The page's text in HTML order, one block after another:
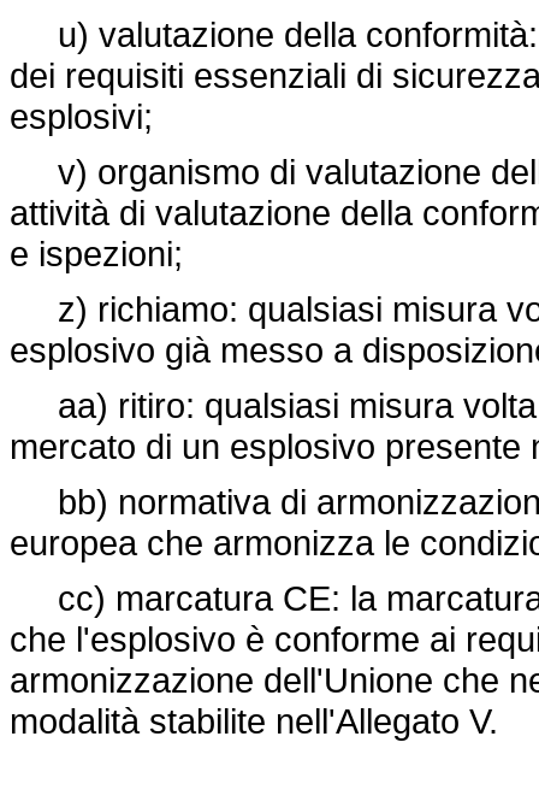
u) valutazione della
dei requisiti essenziali di
esplosivi;
v) organismo di valutazione
attività di valutazione della
e ispezioni;
z) richiamo: qualsiasi misura
esplosivo già messo a
aa) ritiro: qualsiasi misura
mercato di un esplosivo presente
bb) normativa di
europea che armonizza le
cc) marcatura CE: la
che l'esplosivo è conforme ai
armonizzazione dell'Unione che
modalità stabilite nell'Allegato V.